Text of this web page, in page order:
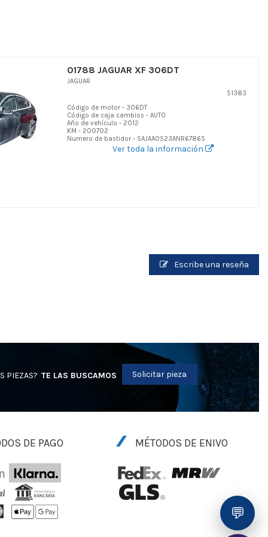
01788 JAGUAR XF 306DT
JAGUAR
51383
Código de motor - 306DT
Código de caja cambios - AUTO
Año de vehículo - 2012
KM - 200702
Numero de bastidor - SAJAA0523ANR67865
Ver toda la información
Escribe una reseña
PIEZAS? TE LAS BUSCAMOS Solicitar pieza
DE PAGO MÉTODOS DE ENIVO
💬